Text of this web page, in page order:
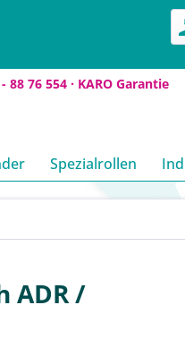
76 554 · KARO Garantie
Spezialrollen
ADR /